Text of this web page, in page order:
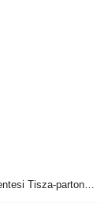
Tisza-parton…